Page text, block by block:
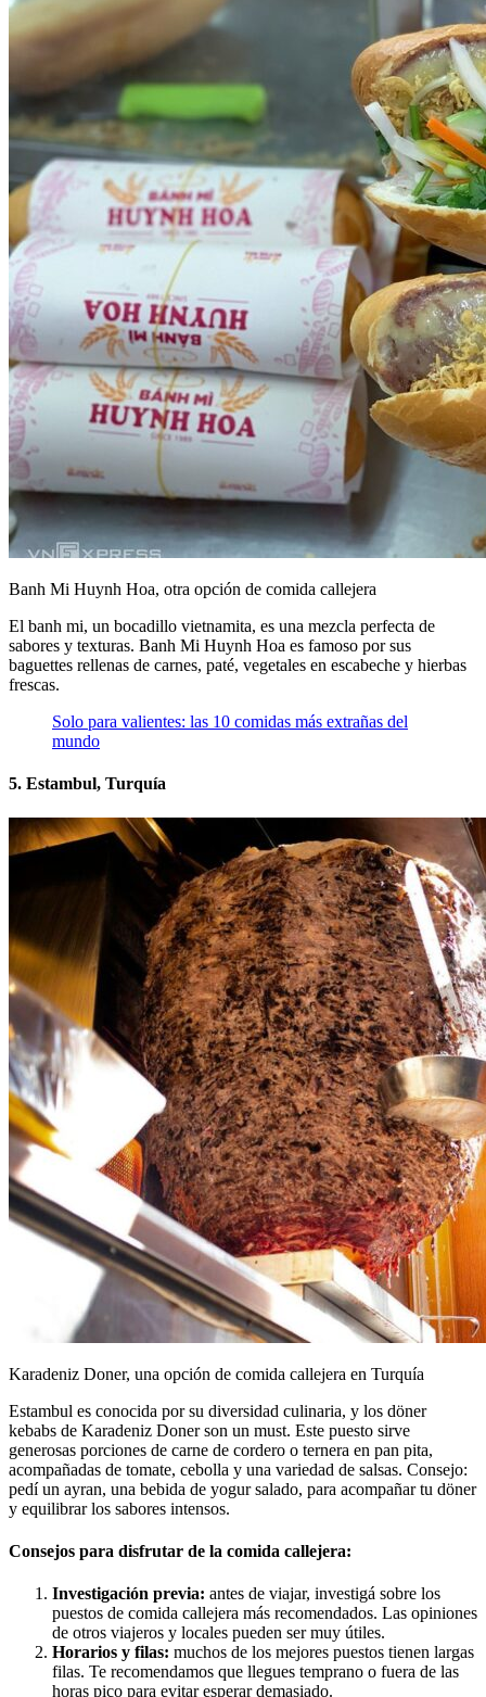
Banh Mi Huynh Hoa, otra opción de comida callejera
El banh mi, un bocadillo vietnamita, es una mezcla perfecta de
sabores y texturas. Banh Mi Huynh Hoa es famoso por sus
baguettes rellenas de carnes, paté, vegetales en escabeche y hierbas
frescas.
Solo para valientes: las 10 comidas más extrañas del
mundo
5. Estambul, Turquía
Karadeniz Doner, una opción de comida callejera en Turquía
Estambul es conocida por su diversidad culinaria, y los döner
kebabs de Karadeniz Doner son un must. Este puesto sirve
generosas porciones de carne de cordero o ternera en pan pita,
acompañadas de tomate, cebolla y una variedad de salsas. Consejo:
pedí un ayran, una bebida de yogur salado, para acompañar tu döner
y equilibrar los sabores intensos.
Consejos para disfrutar de la comida callejera:
Investigación previa: antes de viajar, investigá sobre los
puestos de comida callejera más recomendados. Las opiniones
de otros viajeros y locales pueden ser muy útiles.
Horarios y filas: muchos de los mejores puestos tienen largas
filas. Te recomendamos que llegues temprano o fuera de las
horas pico para evitar esperar demasiado.